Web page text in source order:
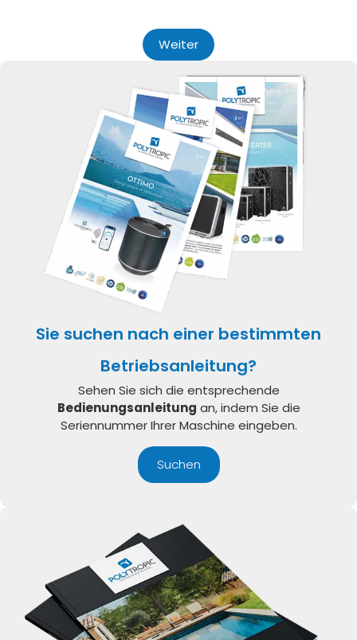
Weiter
Sie suchen nach einer bestimmten
Betriebsanleitung?
Sehen Sie sich die entsprechende
Bedienungsanleitung an, indem Sie die
Seriennummer Ihrer Maschine eingeben.
Suchen